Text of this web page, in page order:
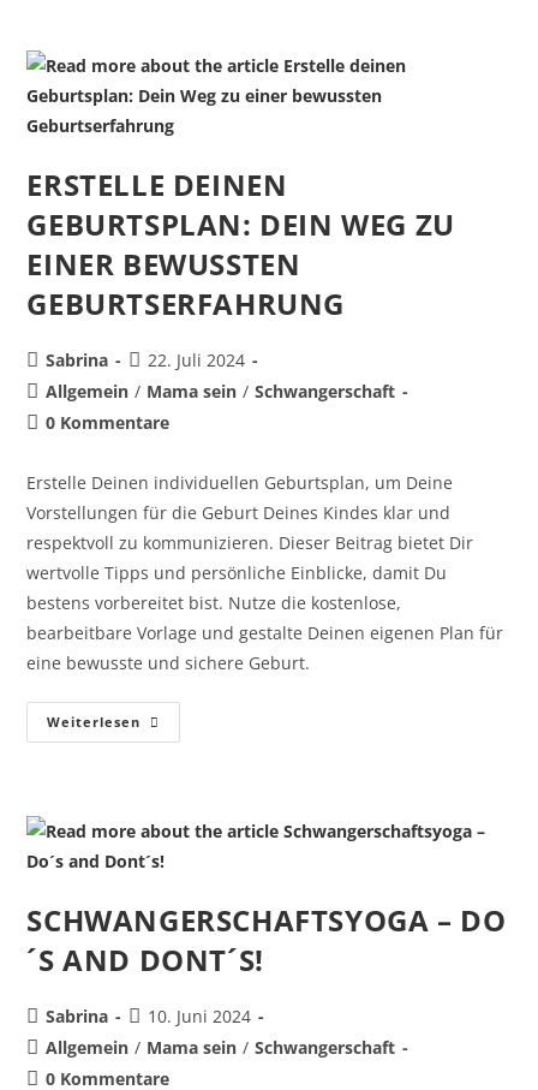
ERSTELLE DEINEN
GEBURTSPLAN: DEIN WEG ZU
EINER BEWUSSTEN
GEBURTSERFAHRUNG
Sabrina
22. Juli 2024
Allgemein / Mama sein / Schwangerschaft
0 Kommentare
Erstelle Deinen individuellen Geburtsplan, um Deine
Vorstellungen für die Geburt Deines Kindes klar und
respektvoll zu kommunizieren. Dieser Beitrag bietet Dir
wertvolle Tipps und persönliche Einblicke, damit Du
bestens vorbereitet bist. Nutze die kostenlose,
bearbeitbare Vorlage und gestalte Deinen eigenen Plan für
eine bewusste und sichere Geburt.
Weiterlesen
SCHWANGERSCHAFTSYOGA – DO
´S AND DONT´S!
Sabrina
10. Juni 2024
Allgemein / Mama sein / Schwangerschaft
0 Kommentare